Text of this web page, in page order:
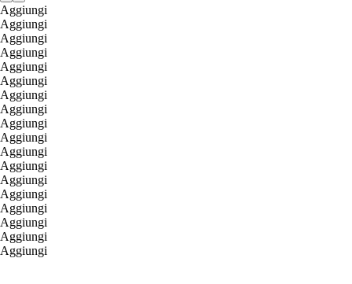
Aggiungi
Aggiungi
Aggiungi
Aggiungi
Aggiungi
Aggiungi
Aggiungi
Aggiungi
Aggiungi
Aggiungi
Aggiungi
Aggiungi
Aggiungi
Aggiungi
Aggiungi
Aggiungi
Aggiungi
Aggiungi